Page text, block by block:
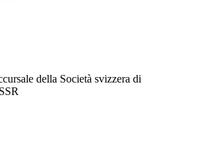
della Società svizzera di